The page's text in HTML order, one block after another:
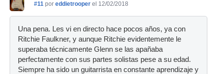
#11 por eddietrooper el 12/02/2018
Una pena. Les vi en directo hace pocos años, ya con
Ritchie Faulkner, y aunque Ritchie evidentemente le
superaba técnicamente Glenn se las apañaba
perfectamente con sus partes solistas pese a su edad.
Siempre ha sido un guitarrista en constante aprendizaje y